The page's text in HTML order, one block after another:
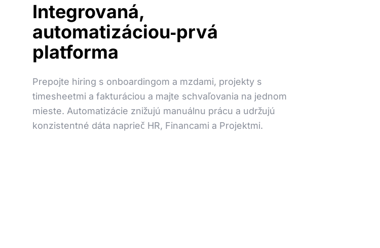
Integrovaná,
automatizáciou‑prvá
platforma
Prepojte hiring s onboardingom a mzdami, projekty s
timesheetmi a fakturáciou a majte schvaľovania na jednom
mieste. Automatizácie znižujú manuálnu prácu a udržujú
konzistentné dáta naprieč HR, Financami a Projektmi.